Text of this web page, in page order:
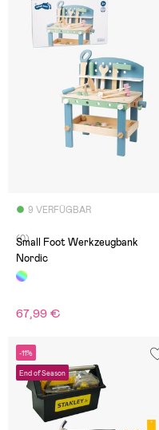
9 VERFÜGBAR
(0)
Small Foot Werkzeugbank
Nordic
67,99 €
-11%
End of Season